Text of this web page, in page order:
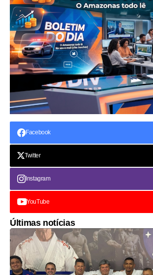
Facebook
Twitter
Instagram
YouTube
Últimas notícias